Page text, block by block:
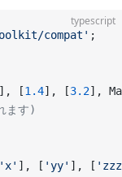
typescript
compat' ;
], [1.4], [3.2],
ます)
'x' ], [ 'yy' ], [